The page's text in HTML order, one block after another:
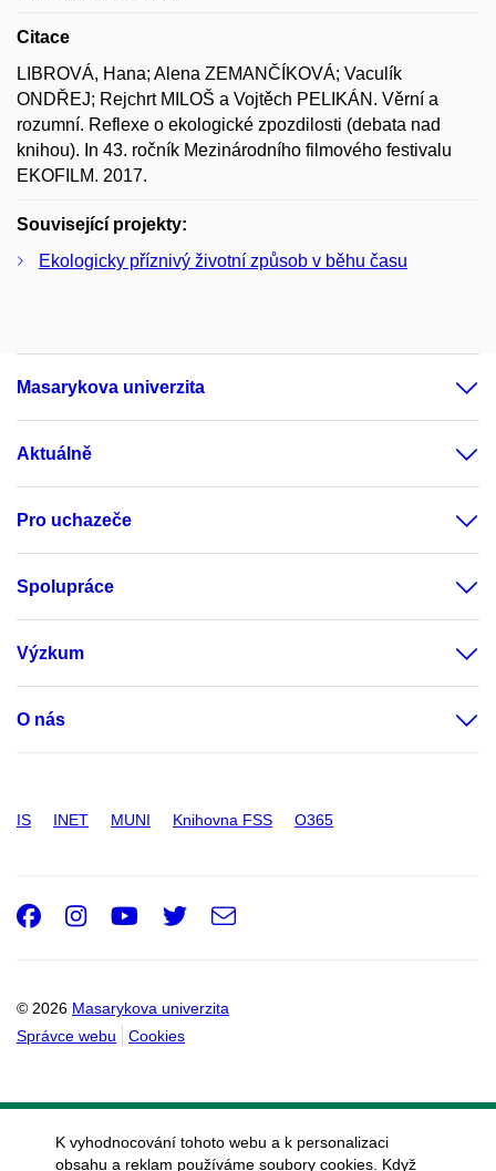
Citace
LIBROVÁ, Hana; Alena ZEMANČÍKOVÁ; Vaculík
ONDŘEJ; Rejchrt MILOŠ a Vojtěch PELIKÁN. Věrní a
rozumní. Reflexe o ekologické zpozdilosti (debata nad
knihou). In 43. ročník Mezinárodního filmového festivalu
EKOFILM. 2017.
Související projekty:
Ekologicky příznivý životní způsob v běhu času
Masarykova univerzita
Aktuálně
Pro uchazeče
Spolupráce
Výzkum
O nás
IS INET MUNI Knihovna FSS O365
© 2026 Masarykova univerzita
Správce webu
Cookies
Facebook
Instagram
Youtube
Twitter
e-
K vyhodnocování tohoto webu a k personalizaci
obsahu a reklam používáme soubory cookies. Když